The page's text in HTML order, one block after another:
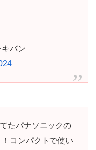
バン
たパナソニックの
コンパクトで使い